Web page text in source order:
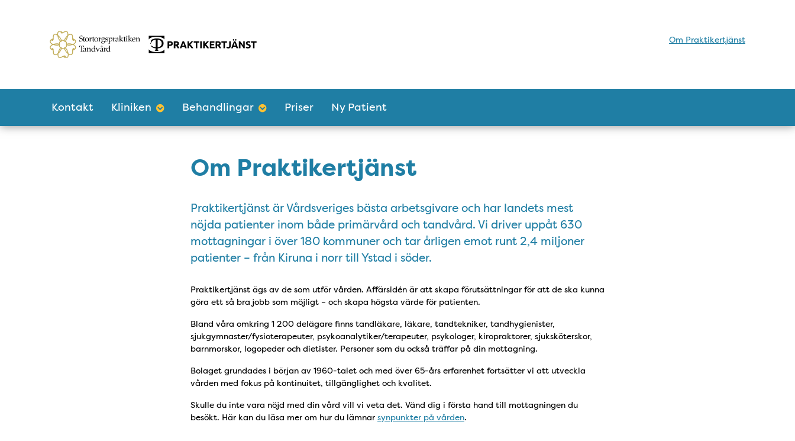
Om Praktikertjänst
Kontakt Kliniken Behandlingar Priser Ny Patient
Om Praktikertjänst
Praktikertjänst är Vårdsveriges bästa arbetsgivare och har landets mest
nöjda patienter inom både primärvård och tandvård. Vi driver uppåt 630
mottagningar i över 180 kommuner och tar årligen emot runt 2,4 miljoner
patienter – från Kiruna i norr till Ystad i söder.
Praktikertjänst ägs av de som utför vården. Affärsidén är att skapa förutsättningar för att de ska kunna
göra ett så bra jobb som möjligt – och skapa högsta värde för patienten.
Bland våra omkring 1 200 delägare finns tandläkare, läkare, tandtekniker, tandhygienister,
sjukgymnaster/fysioterapeuter, psykoanalytiker/terapeuter, psykologer, kiropraktorer, sjuksköterskor,
barnmorskor, logopeder och dietister. Personer som du också träffar på din mottagning.
Bolaget grundades i början av 1960-talet och med över 65-års erfarenhet fortsätter vi att utveckla
vården med fokus på kontinuitet, tillgänglighet och kvalitet.
Skulle du inte vara nöjd med din vård vill vi veta det. Vänd dig i första hand till mottagningen du
besökt. Här kan du läsa mer om hur du lämnar synpunkter på vården.